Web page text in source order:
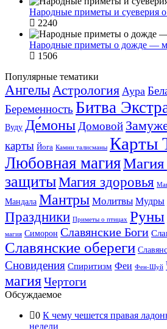
Народные приметы и суеверия о
2240
Народные приметы о дожде —
1506
Популярные тематики
АнгелыАстрология Аура
Беременность Битва
Вуду Де́моныДомовой
карты Йога Камни талисманы Карты
Любовная магияМагия
защитыМагия здоровья
Мандала Мантры Молитвы Мудры
Праздники Приметы о птицах Руны
магия Симорон Славянские Боги
Славянские обереги
Сновидения Спиритизм Феи Фен-Шуй
магияЧертоги
Обсуждаемое
0 К чему чешется правая
недели